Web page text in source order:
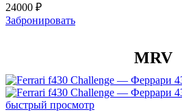
24000 ₽
Забронировать
MRV
быстрый просмотр